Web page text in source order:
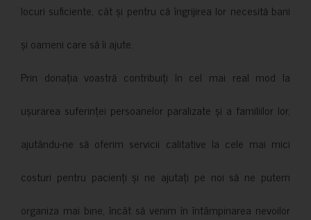
locuri suficiente, cât și pentru că îngrijirea lor necesită bani
și oameni care să îi ajute.
Prin donația voastră contribuiți în cel mai real mod la
ușurarea suferinței persoanelor paralizate și a familiilor lor,
ajutându-ne să oferim servicii calitative la cele mai mici
costuri pentru pacienți și ne ajutați pe noi să ne putem
organiza mai bine, încât să venim în întâmpinarea nevoilor